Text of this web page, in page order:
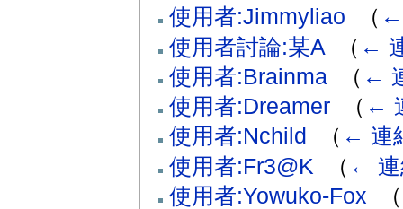
使用者:Jimmyliao
（ ←
使用者討論:某A‎ （ ←
使用者:Brainma‎ （ ←
使用者:Dreamer‎ （ ←
使用者:Nchild
（ ← 連
使用者:Fr3@K
（ ← 連
使用者:Yowuko-Fox
（